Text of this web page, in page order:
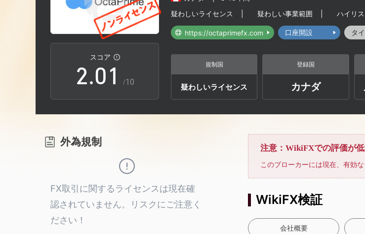
スコア
0
1
2
3
4
6
7
.0
1
2
4
5
0
1
2
4
5
6
/10
疑わしいライセンス
疑わしい事業範囲 ハイリ
https://octaprimefx.com 口座開設
規制国
疑わしいライセンス
登録国
カナダ
外為規制
FX取引に関するライセンスは現在確
認されていません。リスクにご注意く
ださい！
注意：WikiFXでの評価が
このブローカーには現在、有効
WikiFX検証
会社概要